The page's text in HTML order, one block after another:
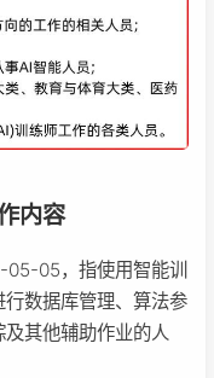
内容
05，指使用智能训
数据库管理、算法参
其他辅助作业的人